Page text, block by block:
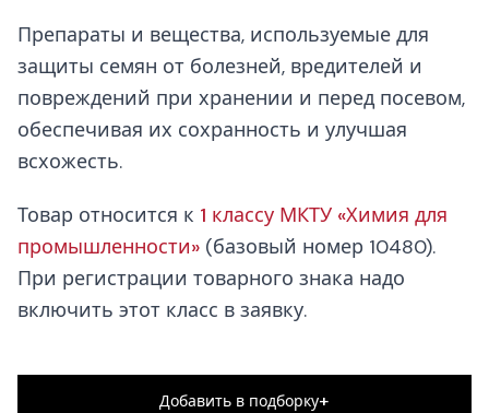
Препараты и вещества, используемые для
защиты семян от болезней, вредителей и
повреждений при хранении и перед посевом,
обеспечивая их сохранность и улучшая
всхожесть.
Товар относится к 1 классу МКТУ «Химия для
промышленности» (базовый номер 10480).
При регистрации товарного знака надо
включить этот класс в заявку.
Добавить в подборку+